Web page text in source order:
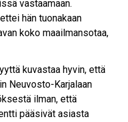
vastaamaan.
hän tuonakaan
koko maailmansotaa,
kuvastaa hyvin, että
Neuvosto-Karjalaan
ilman, että
pääsivät asiasta